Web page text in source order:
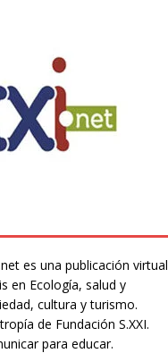
es una publicación virtual
en Ecología, salud y
cultura y turismo.
de Fundación S.XXI.
para educar.